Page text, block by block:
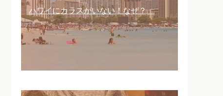
ハワイにカラスがいない！なぜ？